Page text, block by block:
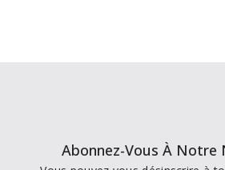
Abonnez-Vous À Notre